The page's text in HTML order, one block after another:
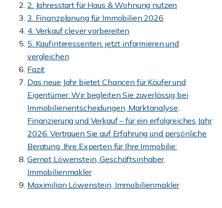
2. Jahresstart für Haus & Wohnung nutzen
3. Finanzplanung für Immobilien 2026
4. Verkauf clever vorbereiten
5. Kaufinteressenten: jetzt informieren und
vergleichen
Fazit
Das neue Jahr bietet Chancen für Käufer und
Eigentümer. Wir begleiten Sie zuverlässig bei
Immobilienentscheidungen, Marktanalyse,
Finanzierung und Verkauf – für ein erfolgreiches Jahr
2026. Vertrauen Sie auf Erfahrung und persönliche
Beratung. Ihre Experten für Ihre Immobilie:
Gernot Löwenstein, Geschäftsinhaber,
Immobilienmakler
Maximilian Löwenstein, Immobilienmakler